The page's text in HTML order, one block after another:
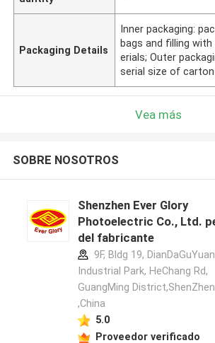
Packaging Details
Inner packaging:
bags and filling
erials; Outer
serial size of
Vea más
SOBRE NOSOTROS
Shenzhen Ever Glory
Photoelectric Co., Ltd.
del fabricante
9F, Bldg 19, DianDaGuYuan
Industrial Park, HeChang Rd,
GuangMing District,ShenZhen
,China
5.0
Proveedor verificado